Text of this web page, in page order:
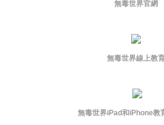
無毒世界官網
無毒世界線上教
無毒世界iPad和iPhone教